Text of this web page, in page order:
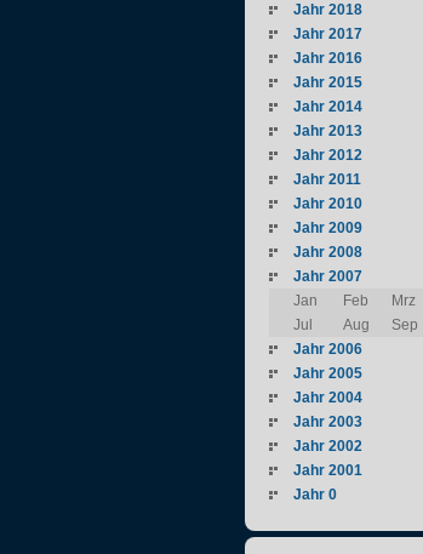
Jahr 2018
Jahr 2017
Jahr 2016
Jahr 2015
Jahr 2014
Jahr 2013
Jahr 2012
Jahr 2011
Jahr 2010
Jahr 2009
Jahr 2008
Jahr 2007
Jan
Feb Mrz
Jul
Aug Sep
Jahr 2006
Jahr 2005
Jahr 2004
Jahr 2003
Jahr 2002
Jahr 2001
Jahr 0